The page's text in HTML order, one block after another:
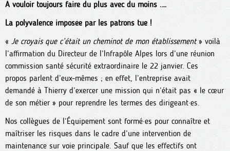
A vouloir toujours faire du plus avec du moins .…
La polyvalence imposée par les patrons tue !
« Je croyais que c’était un cheminot de mon établissement» voilà
l’affirmation du Directeur de l’Infrapôle Alpes lors d’une réunion
commission santé sécurité extraordinaire le 22 janvier. Ces
propos parlent d’eux-mêmes ; en effet, l’entreprise avait
demandé à Thierry d’exercer une mission qui n’était pas « le cœur
de son métier » pour reprendre les termes des dirigeant·es.
Nos collègues de l’Équipement sont formé·es pour connaître et
maîtriser les risques dans le cadre d’une intervention de
maintenance sur voie principale. Sauf que les effectifs ont